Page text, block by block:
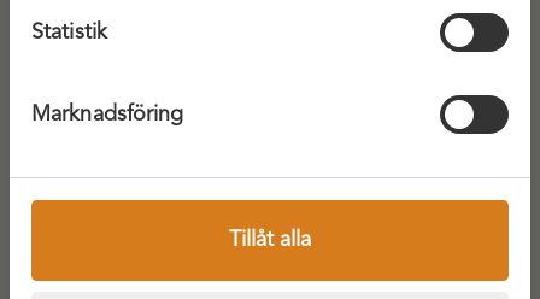
Statistik
Marknadsföring
Tillåt alla